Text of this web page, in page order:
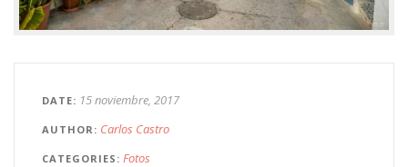
DATE 15 noviembre, 2017
AUTHOR Carlos Castro
CATEGORIES Fotos